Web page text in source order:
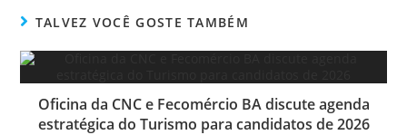
ok er
TALVEZ VOCÊ GOSTE TAMBÉM
Oficina da CNC e Fecomércio BA discute agenda
estratégica do Turismo para candidatos de 2026